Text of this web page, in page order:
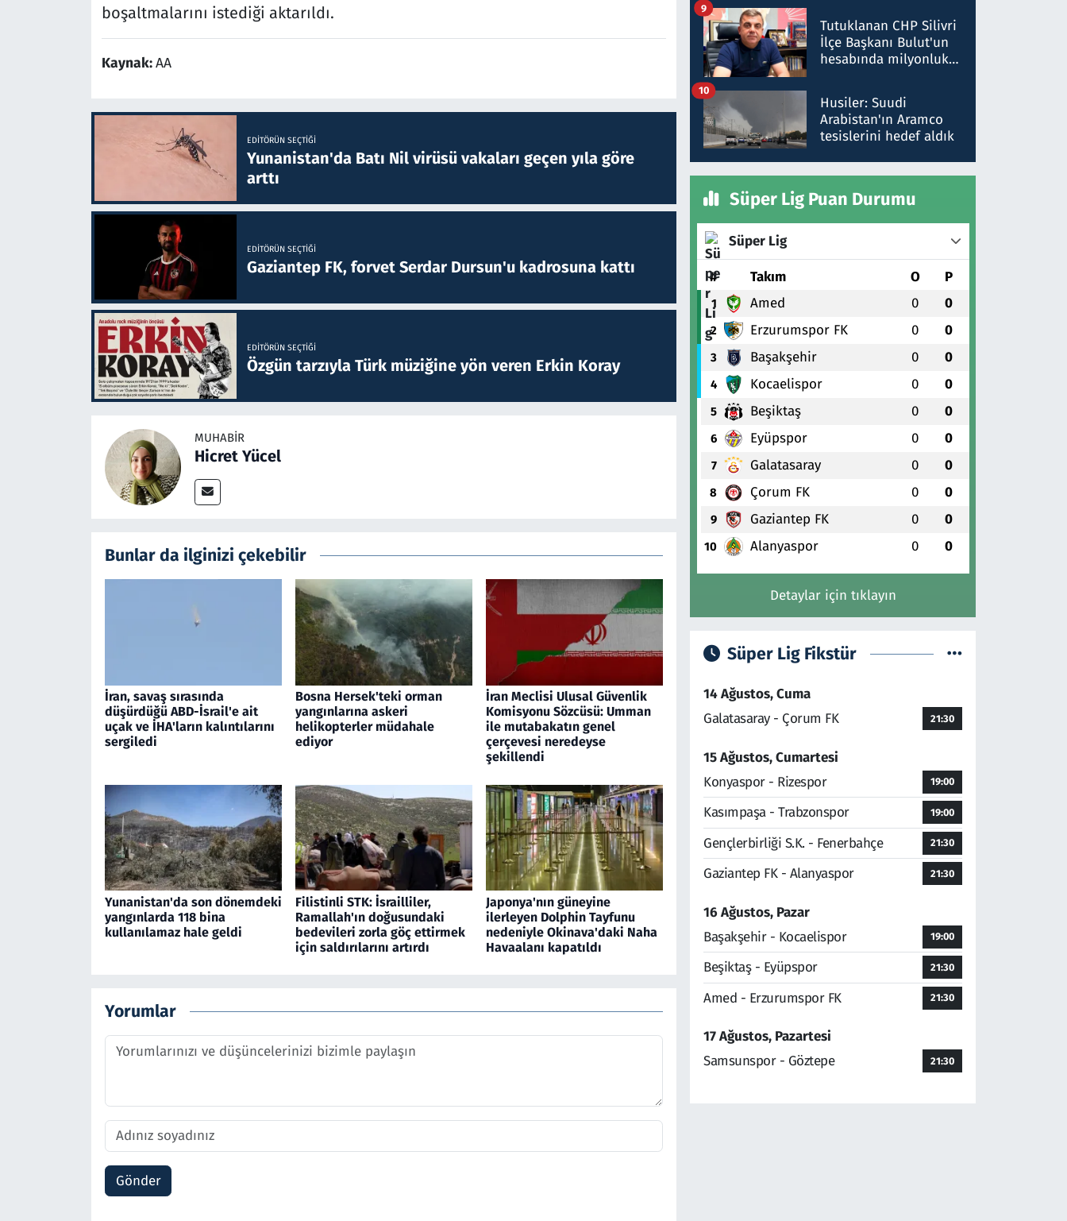
boşaltmalarını istediği aktarıldı.
Kaynak:AA
EDITÖRÜN SEÇTIĞI
Yunanistan'da Batı Nil virüsü vakaları geçen yıla göre
arttı
EDITÖRÜN SEÇTIĞI
Gaziantep FK, forvet Serdar Dursun'u kadrosuna kattı
EDITÖRÜN SEÇTIĞI
Özgün tarzıyla Türk müziğine yön veren Erkin Koray
MUHABIR
Hicret Yücel
Bunlar da ilginizi çekebilir
İran, savaş sırasında
düşürdüğü ABD-İsrail'e ait
uçak ve İHA'ların kalıntılarını
sergiledi
Bosna Hersek'teki orman
yangınlarına askeri
helikopterler müdahale
ediyor
İran Meclisi Ulusal Güvenlik
Komisyonu Sözcüsü: Umman
ile mutabakatın genel
çerçevesi neredeyse
şekillendi
Yunanistan'da son dönemdeki
yangınlarda 118 bina
kullanılamaz hale geldi
Filistinli STK: İsrailliler,
Ramallah'ın doğusundaki
bedevileri zorla göç ettirmek
için saldırılarını artırdı
Japonya'nın güneyine
ilerleyen Dolphin Tayfunu
nedeniyle Okinava'daki Naha
Havaalanı kapatıldı
Yorumlar
Gönder
düşürüldüğü" iddiasını
yalanladı
Tutuklanan CHP Silivri
İlçe Başkanı Bulut'un
hesabında milyonluk
talimat verdi, ben
gönderdim
9
Husiler: Suudi
Arabistan'ın Aramco
tesislerini hedef aldık
10
Süper Lig Puan Durumu
Süper Lig
# Takım O P
1 Amed 0 0
2 Erzurumspor FK 0 0
3 Başakşehir 0 0
4 Kocaelispor 0 0
5 Beşiktaş 0 0
6 Eyüpspor 0 0
7 Galatasaray 0 0
8 Çorum FK 0 0
9 Gaziantep FK 0 0
10 Alanyaspor 0 0
Detaylar için tıklayın
Süper Lig Fikstür
14 Ağustos, Cuma
Galatasaray - Çorum FK
21:30
15 Ağustos, Cumartesi
Konyaspor - Rizespor
19:00
Kasımpaşa - Trabzonspor 19:00
Gençlerbirliği S.K. - Fenerbahçe 21:30
Gaziantep FK - Alanyaspor 21:30
16 Ağustos, Pazar
Başakşehir - Kocaelispor
19:00
Beşiktaş - Eyüpspor 21:30
Amed - Erzurumspor FK 21:30
17 Ağustos, Pazartesi
Samsunspor - Göztepe
21:30